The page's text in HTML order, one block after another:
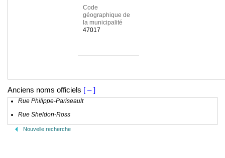
Code
géographique de
la municipalité
47017
Anciens noms officiels [ – ]
Rue Philippe-Pariseault
Rue Sheldon-Ross
Nouvelle recherche